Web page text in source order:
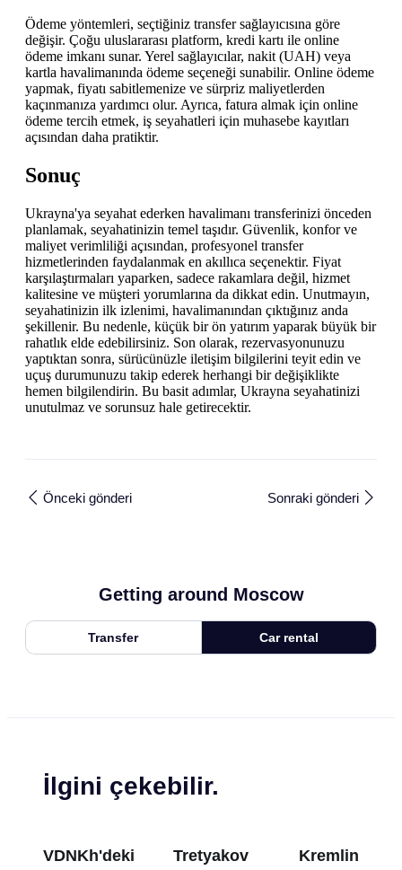
Ödeme yöntemleri, seçtiğiniz transfer sağlayıcısına göre
değişir. Çoğu uluslararası platform, kredi kartı ile online
ödeme imkanı sunar. Yerel sağlayıcılar, nakit (UAH) veya
kartla havalimanında ödeme seçeneği sunabilir. Online ödeme
yapmak, fiyatı sabitlemenize ve sürpriz maliyetlerden
kaçınmanıza yardımcı olur. Ayrıca, fatura almak için online
ödeme tercih etmek, iş seyahatleri için muhasebe kayıtları
açısından daha pratiktir.
Sonuç
Ukrayna'ya seyahat ederken havalimanı transferinizi önceden
planlamak, seyahatinizin temel taşıdır. Güvenlik, konfor ve
maliyet verimliliği açısından, profesyonel transfer
hizmetlerinden faydalanmak en akıllıca seçenektir. Fiyat
karşılaştırmaları yaparken, sadece rakamlara değil, hizmet
kalitesine ve müşteri yorumlarına da dikkat edin. Unutmayın,
seyahatinizin ilk izlenimi, havalimanından çıktığınız anda
şekillenir. Bu nedenle, küçük bir ön yatırım yaparak büyük bir
rahatlık elde edebilirsiniz. Son olarak, rezervasyonunuzu
yaptıktan sonra, sürücünüzle iletişim bilgilerini teyit edin ve
uçuş durumunuzu takip ederek herhangi bir değişiklikte
hemen bilgilendirin. Bu basit adımlar, Ukrayna seyahatinizi
unutulmaz ve sorunsuz hale getirecektir.
Önceki gönderi Sonraki gönderi
Getting around Moscow
Transfer Car rental
İlgini çekebilir.
VDNKh'deki
Tretyakov
Kremlin